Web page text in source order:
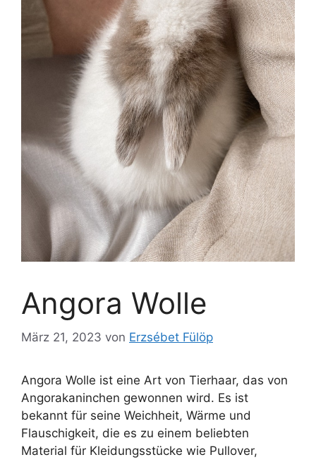
Angora Wolle
März 21, 2023 von Erzsébet Fülöp
Angora Wolle ist eine Art von Tierhaar, das von
Angorakaninchen gewonnen wird. Es ist
bekannt für seine Weichheit, Wärme und
Flauschigkeit, die es zu einem beliebten
Material für Kleidungsstücke wie Pullover,